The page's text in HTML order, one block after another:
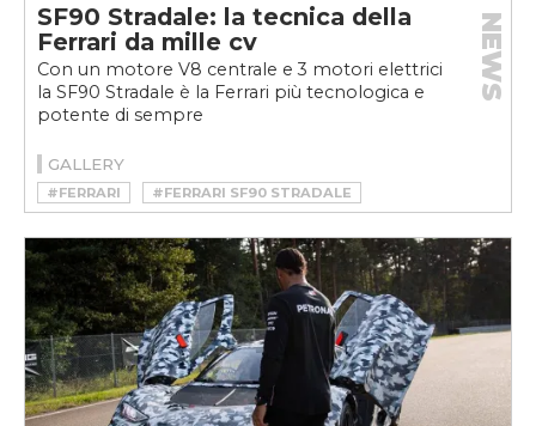
SF90 Stradale: la tecnica della
Ferrari da mille cv
Con un motore V8 centrale e 3 motori elettrici
la SF90 Stradale è la Ferrari più tecnologica e
potente di sempre
NEWS
GALLERY
#FERRARI
#FERRARI SF90 STRADALE
#HYBRID
#HYPERCAR
#SF90 STRADALE
#SUPERCAR
#V8